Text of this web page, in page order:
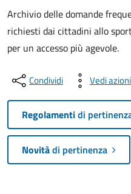
Archivio delle domande
richiesti dai cittadini allo
per un accesso più agevole.
Condividi Vedi azioni
Regolamentidi
Novitàdi pertinenza